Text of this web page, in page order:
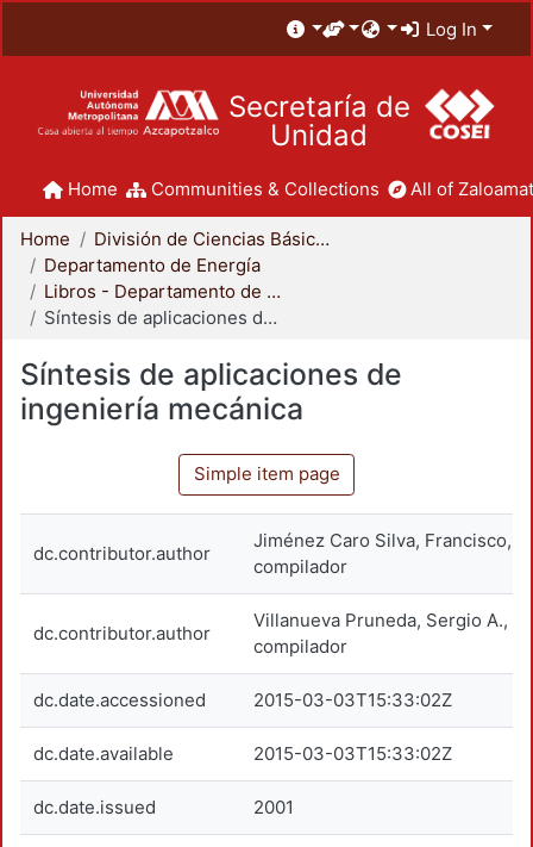
Log In
Secretaría de
Unidad
Home Communities & Collections All of
Home
División de Ciencias Básicas e Ingeniería
Departamento de Energía
Libros - Departamento de Energía
Síntesis de aplicaciones de ingeniería mecánica
Síntesis de aplicaciones de
ingeniería mecánica
Simple item page
dc.contributor.author
Jiménez Caro Silva, Francisco,
compilador
dc.contributor.author
Villanueva Pruneda, Sergio A.,
compilador
dc.date.accessioned 2015-03-03T15:33:02Z
dc.date.available 2015-03-03T15:33:02Z
dc.date.issued 2001